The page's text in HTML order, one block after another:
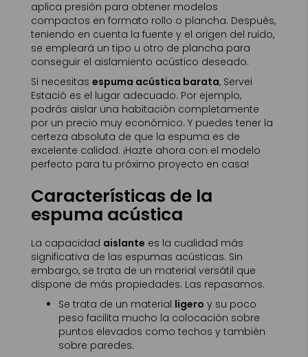
aplica presión para obtener modelos
compactos en formato rollo o plancha. Después,
teniendo en cuenta la fuente y el origen del ruido,
se empleará un tipo u otro de plancha para
conseguir el aislamiento acústico deseado.
Si necesitas espuma acústica barata, Servei
Estació es el lugar adecuado. Por ejemplo,
podrás aislar una habitación completamente
por un precio muy económico. Y puedes tener la
certeza absoluta de que la espuma es de
excelente calidad. ¡Hazte ahora con el modelo
perfecto para tu próximo proyecto en casa!
Características de la
espuma acústica
La capacidad aislante es la cualidad más
significativa de las espumas acústicas. Sin
embargo, se trata de un material versátil que
dispone de más propiedades. Las repasamos.
Se trata de un material ligero y su poco
peso facilita mucho la colocación sobre
puntos elevados como techos y también
sobre paredes.